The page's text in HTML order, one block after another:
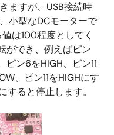
ますが、USB接続時
小型なDCモーターで
は100程度としてく
ができ、例えばピン
ピン6をHIGH、ピン11
、ピン11をHIGHにす
すると停止します。